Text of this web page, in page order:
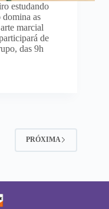
estudando
domina as
marcial
de
das 9h
PRÓXIMA